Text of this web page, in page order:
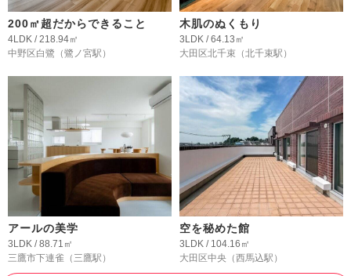
200㎡超だからできること
4LDK / 218.94㎡
中野区白鷺 （鷺ノ宮駅）
木肌のぬくもり
3LDK / 64.13㎡
大田区北千束 （北千束駅）
アールの美学
3LDK / 88.71㎡
三鷹市下連雀 （三鷹駅）
空を秘めた館
3LDK / 104.16㎡
大田区中央 （西馬込駅）